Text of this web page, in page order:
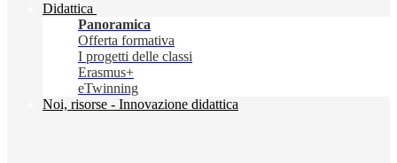
Didattica
Panoramica
Offerta formativa
I progetti delle classi
Erasmus+
eTwinning
Noi, risorse - Innovazione didattica